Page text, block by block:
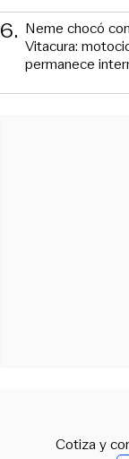
6. Neme chocó
Vitacura:
permanece
Cotiza y